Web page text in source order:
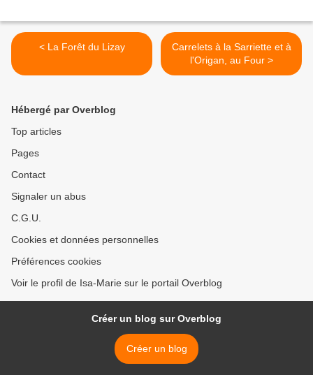
< La Forêt du Lizay
Carrelets à la Sarriette et à
l'Origan, au Four >
Hébergé par Overblog
Top articles
Pages
Contact
Signaler un abus
C.G.U.
Cookies et données personnelles
Préférences cookies
Voir le profil de Isa-Marie sur le portail Overblog
Créer un blog sur Overblog
Créer un blog